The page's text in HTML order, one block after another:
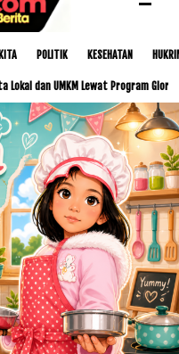
POLITIK KESEHATAN
UMKM Lewat Program Glorious Golo